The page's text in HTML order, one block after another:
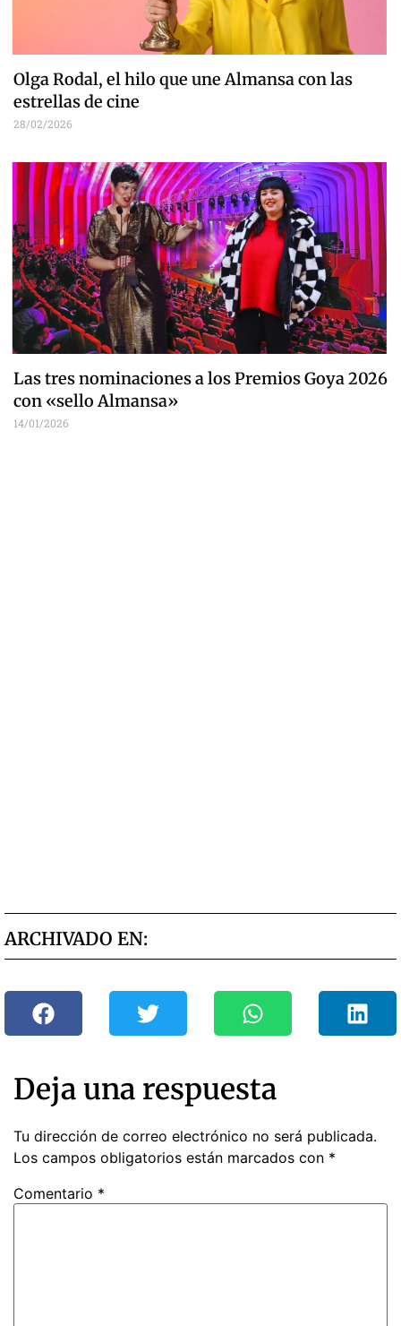
Olga Rodal, el hilo que une Almansa con las
estrellas de cine
28/02/2026
Las tres nominaciones a los Premios Goya 2026
con «sello Almansa»
14/01/2026
ARCHIVADO EN:
Deja una respuesta
Tu dirección de correo electrónico no será publicada.
Los campos obligatorios están marcados con *
Comentario *